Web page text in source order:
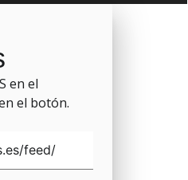
en el
el botón.